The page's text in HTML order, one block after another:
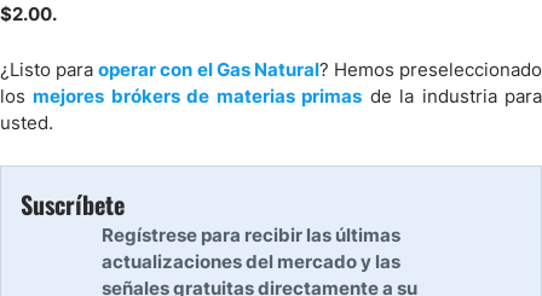
$2.00.
¿Listo paraoperar con el Gas Natural? Hemos preseleccionado
los mejores brókers de materias primas de la industria para
usted.
Suscríbete
Regístrese para recibir las últimas
actualizaciones del mercado y las
señales gratuitas directamente a su